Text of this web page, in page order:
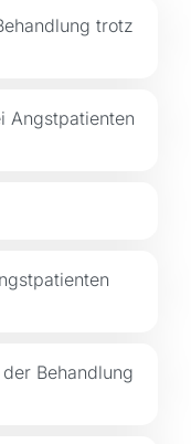
trotz
Angstpatienten
Behandlung